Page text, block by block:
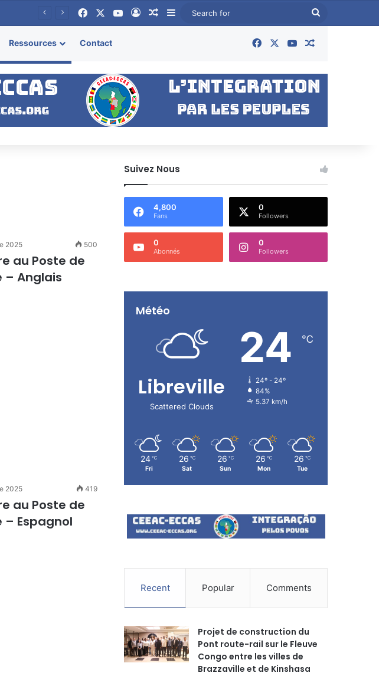
FacebookYouTubeLog InRandom Article
Sidebar
Ressources Contact FacebookYouTube
2025 500
au Poste de
– Anglais
2025 419
au Poste de
– Espagnol
Suivez Nous
4,800
Fans
0
Followers
0
Abonnés
0
Followers
Météo
Libreville
Scattered Clouds
24 ℃
24º - 24º
84%
5.37 km/h
24 ℃
Fri
26 ℃
Sat
26 ℃
Sun
26 ℃
Mon
26 ℃
Tue
Recent Popular Comments
Projet de construction du
Pont route-rail sur le Fleuve
Congo entre les villes de
Brazzaville et de Kinshasa